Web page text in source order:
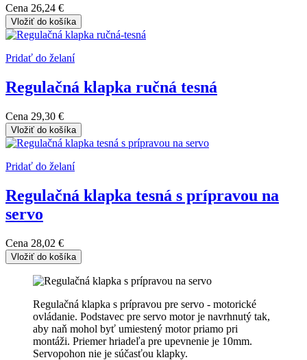
Cena 26,24 €
Vložiť do košíka
Pridať do želaní
Regulačná klapka ručná tesná
Cena 29,30 €
Vložiť do košíka
Pridať do želaní
Regulačná klapka tesná s prípravou na
servo
Cena 28,02 €
Vložiť do košíka
Regulačná klapka s prípravou pre servo - motorické
ovládanie. Podstavec pre servo motor je navrhnutý tak,
aby naň mohol byť umiestený motor priamo pri
montáži. Priemer hriadeľa pre upevnenie je 10mm.
Servopohon nie je súčasťou klapky.